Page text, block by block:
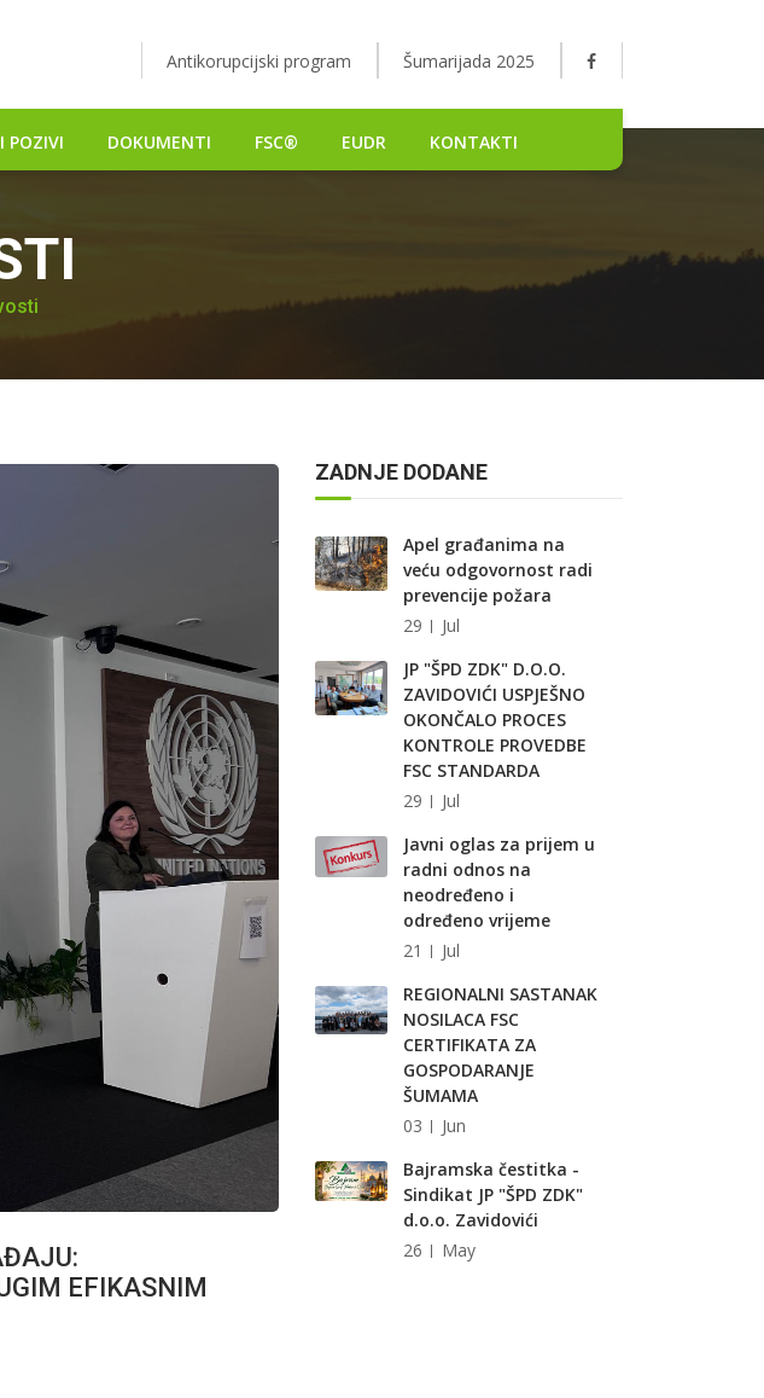
Šumarijada 2025
Antikorupcijski program
POZIVI DOKUMENTI FSC® EUDR KONTAKTI
EFIKASNIM
ZADNJE DODANE
Apel građanima na
veću odgovornost radi
prevencije požara
29
Jul
JP "ŠPD ZDK" D.O.O.
ZAVIDOVIĆI USPJEŠNO
OKONČALO PROCES
KONTROLE PROVEDBE
FSC STANDARDA
29
Jul
Javni oglas za prijem u
radni odnos na
neodređeno i
određeno vrijeme
21
Jul
REGIONALNI SASTANAK
NOSILACA FSC
CERTIFIKATA ZA
GOSPODARANJE
ŠUMAMA
03
Jun
Bajramska čestitka -
Sindikat JP "ŠPD ZDK"
d.o.o. Zavidovići
26
May